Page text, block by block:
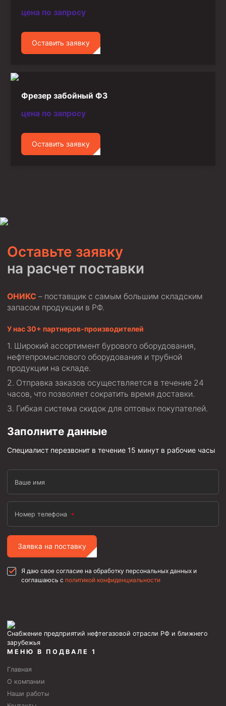
цена по запросу
Оставить заявку
Фрезер забойный ФЗ
цена по запросу
Оставить заявку
Оставьте заявку
на расчет поставки
ОНИКС – поставщик с самым большим складским
запасом продукции в РФ.
У нас 30+ партнеров-производителей
Широкий ассортимент бурового оборудования,
нефтепромыслового оборудования и трубной
продукции на складе.
Отправка заказов осуществляется в течение 24
часов, что позволяет сократить время доставки.
Гибкая система скидок для оптовых покупателей.
Заполните данные
Специалист перезвонит в течение 15 минут в рабочие часы
Ваше имя
Номер телефона
Заявка на поставку
Я даю свое согласие на обработку персональных данных и
соглашаюсь с политикой конфиденциальности
Снабжение предприятий нефтегазовой отрасли РФ и ближнего
зарубежья
МЕНЮ В ПОДВАЛЕ 1
Главная
О компании
Наши работы